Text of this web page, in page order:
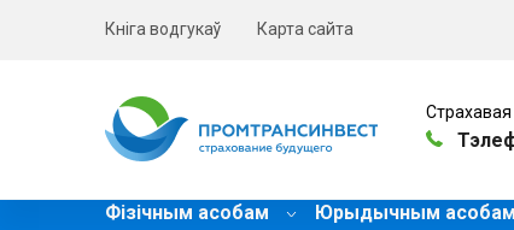
Кніга водгукаў Карта сайта
Страхавая
Фізічным асобам Юрыдычным асобам